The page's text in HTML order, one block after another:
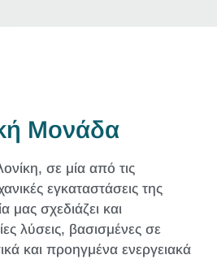
Μονάδα
σε μία από τις
εγκαταστάσεις της
μας σχεδιάζει και
λύσεις, βασισμένες σε
και προηγμένα ενεργειακά